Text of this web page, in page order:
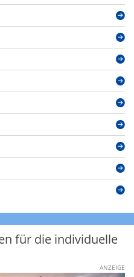
für die individuelle
ANZEIGE